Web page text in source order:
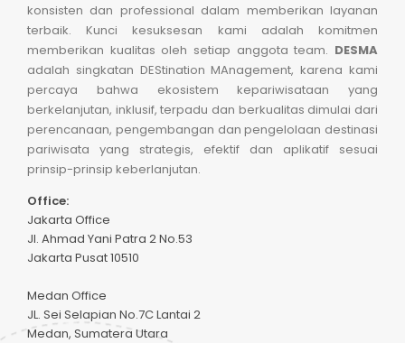
konsisten dan professional dalam memberikan layanan
terbaik. Kunci kesuksesan kami adalah komitmen
memberikan kualitas oleh setiap anggota team. DESMA
adalah singkatan DEStination MAnagement, karena kami
percaya bahwa ekosistem kepariwisataan yang
berkelanjutan, inklusif, terpadu dan berkualitas dimulai dari
perencanaan, pengembangan dan pengelolaan destinasi
pariwisata yang strategis, efektif dan aplikatif sesuai
prinsip-prinsip keberlanjutan.
Office:
Jakarta Office
Jl. Ahmad Yani Patra 2 No.53
Jakarta Pusat 10510
Medan Office
JL. Sei Selapian No.7C Lantai 2
Medan, Sumatera Utara